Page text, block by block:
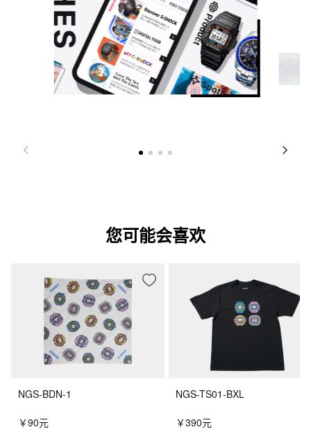
您可能会喜欢
NGS-BDN-1
￥90元
NGS-TS01-BXL
￥390元